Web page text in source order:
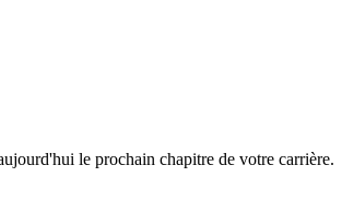
le prochain chapitre de votre carrière.